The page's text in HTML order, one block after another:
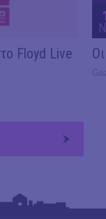
Floyd Live